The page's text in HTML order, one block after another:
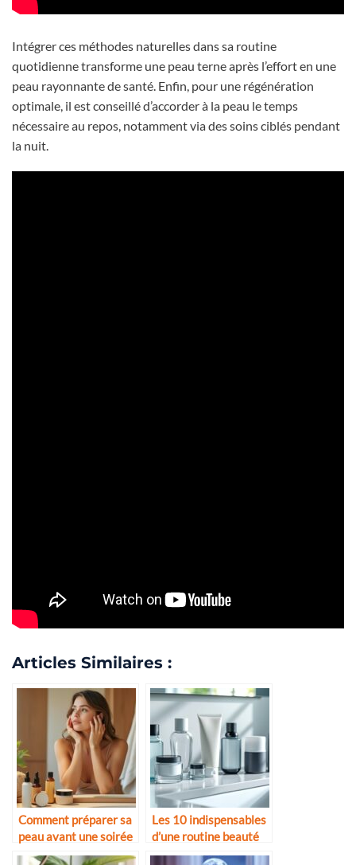
Intégrer ces méthodes naturelles dans sa routine
quotidienne transforme une peau terne après l’effort en une
peau rayonnante de santé. Enfin, pour une régénération
optimale, il est conseillé d’accorder à la peau le temps
nécessaire au repos, notamment via des soins ciblés pendant
la nuit.
Articles Similaires :
Comment préparer sa
peau avant une soirée
Les 10 indispensables
d’une routine beauté
masculine